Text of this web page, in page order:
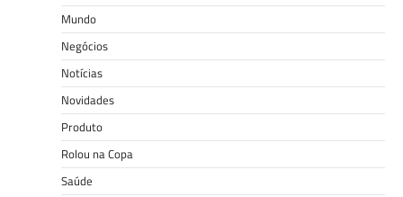
Mundo
Negócios
Notícias
Novidades
Produto
Rolou na Copa
Saúde